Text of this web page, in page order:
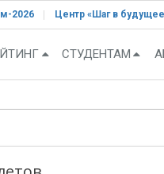
2026 Центр «Шаг в
СТУДЕНТАМ